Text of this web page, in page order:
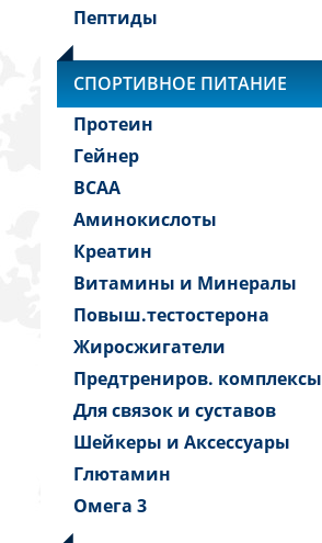
Пептиды
СПОРТИВНОЕ ПИТАНИЕ
Протеин
Гейнер
BCAA
Аминокислоты
Креатин
Витамины и Минералы
Повыш.тестостерона
Жиросжигатели
Предтрениров. комплексы
Для связок и суставов
Шейкеры и Аксессуары
Глютамин
Омега 3